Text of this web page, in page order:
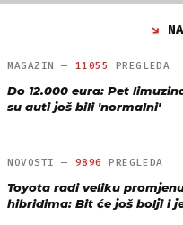
MAGAZIN — 11055 PREGLEDA
Do 12.000 eura: Pet
su auti još bili 'normalni'
NOVOSTI — 9896 PREGLEDA
Toyota radi veliku
hibridima: Bit će još bolji i